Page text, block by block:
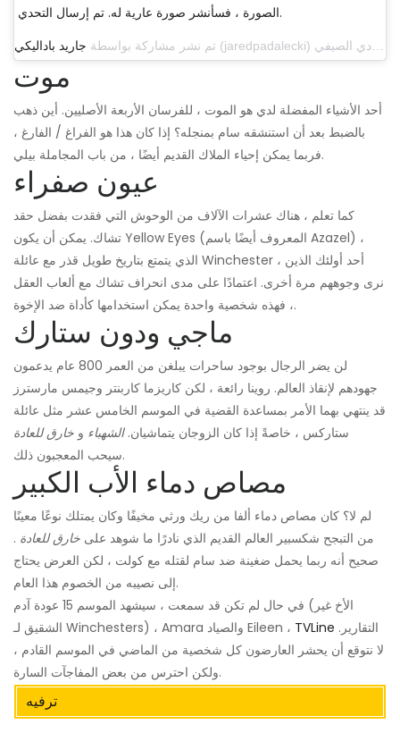
الصورة ، فسأنشر صورة عارية له. تم إرسال التحدي.
تم نشر مشاركة بواسطة جاريد باداليكي
موت
أحد الأشياء المفضلة لدي هو الموت ، للفرسان الأربعة الأصليين. أين ذهب
بالضبط بعد أن استنشقه سام بمنجله؟ إذا كان هذا هو الفراغ / الفارغ ،
فربما يمكن إحياء الملاك القديم أيضًا ، من باب المجاملة بيلي.
عيون صفراء
كما تعلم ، هناك عشرات الآلاف من الوحوش التي فقدت بفضل حقد
تشاك. يمكن أن يكون Yellow Eyes (المعروف أيضًا باسم Azazel) ،
الذي يتمتع بتاريخ طويل قذر مع عائلة Winchester ، أحد أولئك الذين
نرى وجوههم مرة أخرى. اعتمادًا على مدى انحراف تشاك مع ألعاب العقل
، فهذه شخصية واحدة يمكن استخدامها كأداة ضد الإخوة.
ماجي ودون ستارك
لن يضر الرجال بوجود ساحرات يبلغن من العمر 800 عام يدعمون
جهودهم لإنقاذ العالم. روينا رائعة ، لكن كاريزما كاربنتر وجيمس مارسترز
قد ينتهي بهما الأمر بمساعدة القضية في الموسم الخامس عشر مثل عائلة
ستاركس ، خاصةً إذا كان الزوجان يتماشيان.الشهباء و خارق للعادة
سيحب المعجبون ذلك.
مصاص دماء الأب الكبير
لم لا؟ كان مصاص دماء ألفا من ريك ورثي مخيفًا وكان يمتلك نوعًا معينًا
من التبجح شكسبير العالم القديم الذي نادرًا ما شوهد على خارق للعادة .
صحيح أنه ربما يحمل ضغينة ضد سام لقتله مع كولت ، لكن العرض يحتاج
إلى نصيبه من الخصوم هذا العام.
في حال لم تكن قد سمعت ، سيشهد الموسم 15 عودة آدم (الأخ غير
الشقيق لـ Winchesters) ، Amara والصياد Eileen ، TVLine
لا نتوقع أن يحشر العارضون كل شخصية من الماضي في الموسم القادم ،
ولكن احترس من بعض المفاجآت السارة.
ترفيه